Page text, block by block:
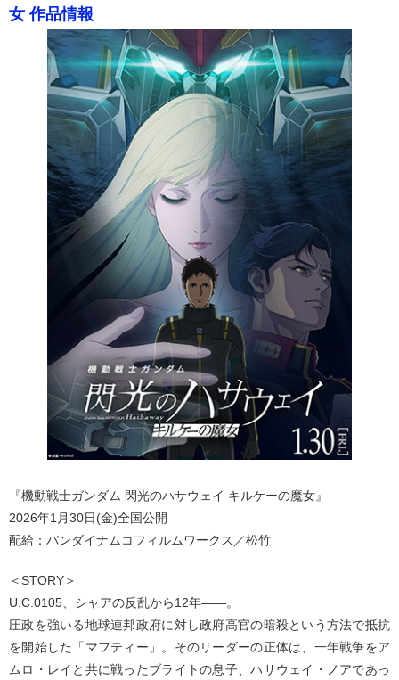
女 作品情報
『機動戦士ガンダム 閃光のハサウェイ キルケーの魔女』
2026年1月30日(金)全国公開
配給：バンダイナムコフィルムワークス／松竹
＜STORY＞
U.C.0105、シャアの反乱から12年——。
圧政を強いる地球連邦政府に対し政府高官の暗殺という方法で抵抗
を開始した「マフティー」。そのリーダーの正体は、一年戦争をア
ムロ・レイと共に戦ったブライトの息子、ハサウェイ・ノアであっ